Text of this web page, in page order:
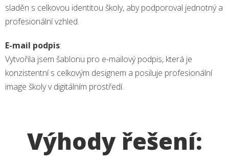
sladěn s celkovou identitou školy, aby podporoval jednotný a
profesionální vzhled.
E-mail podpis:
Vytvořila jsem šablonu pro e-mailový podpis, která je
konzistentní s celkovým designem a posiluje profesionální
image školy v digitálním prostředí.
Výhody řešení: